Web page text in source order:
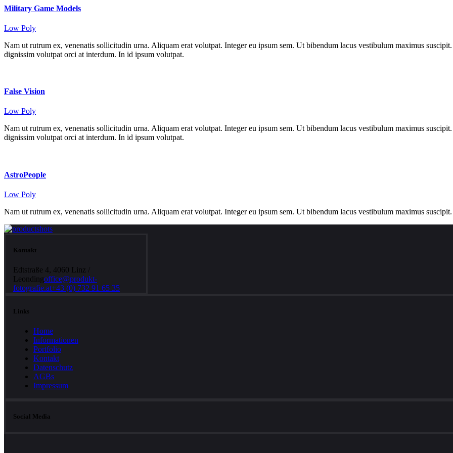
Military Game Models
Low Poly
Nam ut rutrum ex, venenatis sollicitudin urna. Aliquam erat volutpat. Integer eu ipsum sem. Ut bibendum lacus vestibulum maximus
dignissim volutpat orci at interdum. In id ipsum volutpat.
False Vision
Low Poly
Nam ut rutrum ex, venenatis sollicitudin urna. Aliquam erat volutpat. Integer eu ipsum sem. Ut bibendum lacus vestibulum maximus
dignissim volutpat orci at interdum. In id ipsum volutpat.
AstroPeople
Low Poly
Nam ut rutrum ex, venenatis sollicitudin urna. Aliquam erat volutpat. Integer eu ipsum sem. Ut bibendum lacus vestibulum maximus
Kontakt
Edtstraße 4, 4060 Linz /
Leondingoffice@produkt-
fotografie.at+43 (0) 732 91 65 35
Links
Home
Informationen
Portfolio
Kontakt
Datenschutz
AGBs
Impressum
Social Media